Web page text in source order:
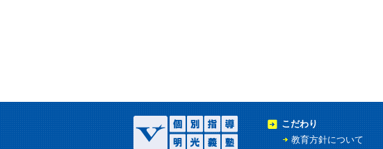
こだわり
教育方針について